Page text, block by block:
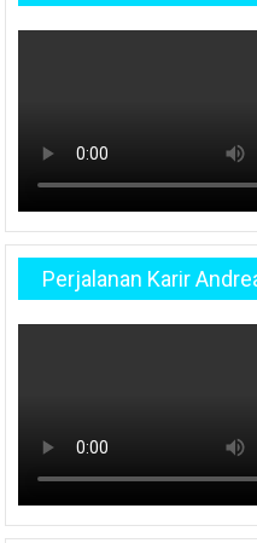
Perjalanan Karir